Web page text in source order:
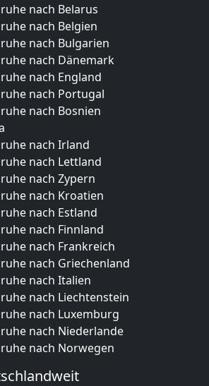
nach Belarus
nach Belgien
nach Bulgarien
nach Dänemark
nach England
nach Portugal
nach Bosnien
nach Irland
nach Lettland
nach Zypern
nach Kroatien
nach Estland
nach Finnland
nach Frankreich
nach Griechenland
nach Italien
nach Liechtenstein
nach Luxemburg
nach Niederlande
nach Norwegen